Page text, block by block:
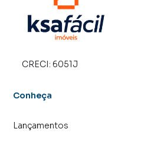
CRECI: 6051J
Conheça
Lançamentos